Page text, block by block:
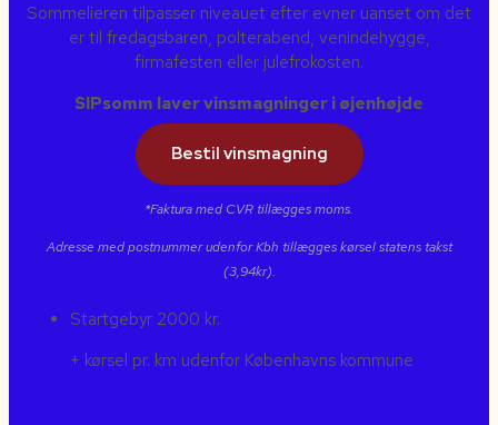
Sommelieren tilpasser niveauet efter evner uanset om det
er til fredagsbaren, polterabend, venindehygge,
firmafesten eller julefrokosten.
SIPsomm laver vinsmagninger i øjenhøjde
Bestil vinsmagning
*Faktura med CVR tillægges moms.
Adresse med postnummer udenfor Kbh tillægges kørsel statens takst
(3,94kr).
Startgebyr 2000 kr.
+ kørsel pr. km udenfor Københavns kommune